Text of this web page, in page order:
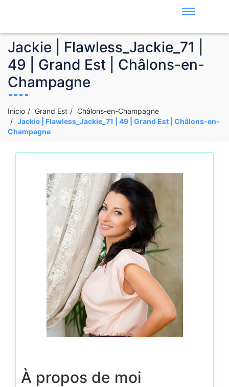
Jackie | Flawless_Jackie_71 |
49 | Grand Est | Châlons-en-
Champagne
Inicio Grand Est
Châlons-en-Champagne
Jackie | Flawless_Jackie_71 | 49 | Grand Est | Châlons-en-
Champagne
À propos de moi